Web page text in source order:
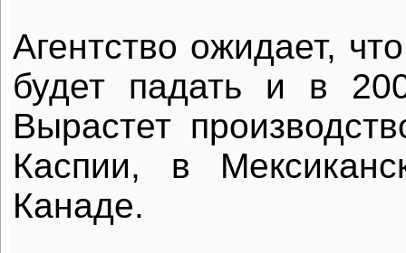
Агентство ожидает,
будет падать и в
Вырастет
Каспии, в
Канаде.